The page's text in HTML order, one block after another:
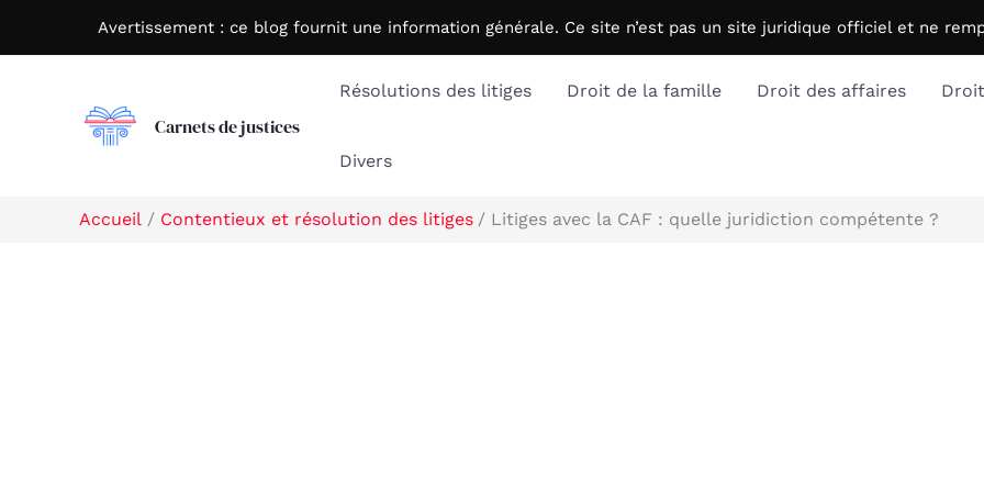
Avertissement : ce blog fournit une information générale. Ce site n’est pas un site juridique officiel et ne
Carnets de justices
Résolutions des litiges Droit de la famille Droit des affaires
Divers
Accueil Contentieux et résolution des litiges Litiges avec la CAF : quelle juridiction compétente ?